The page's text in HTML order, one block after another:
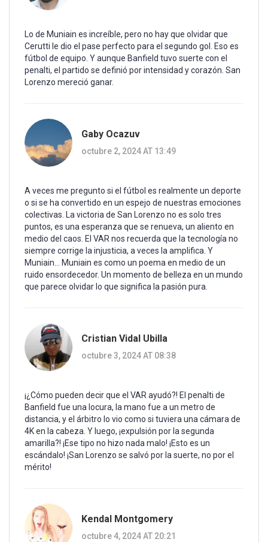
Lo de Muniain es increíble, pero no hay que olvidar que
Cerutti le dio el pase perfecto para el segundo gol. Eso es
fútbol de equipo. Y aunque Banfield tuvo suerte con el
penalti, el partido se definió por intensidad y corazón. San
Lorenzo mereció ganar.
Gaby Ocazuv
octubre 2, 2024 AT 13:49
A veces me pregunto si el fútbol es realmente un deporte
o si se ha convertido en un espejo de nuestras emociones
colectivas. La victoria de San Lorenzo no es solo tres
puntos, es una esperanza que se renueva, un aliento en
medio del caos. El VAR nos recuerda que la tecnología no
siempre corrige la injusticia, a veces la amplifica. Y
Muniain... Muniain es como un poema en medio de un
ruido ensordecedor. Un momento de belleza en un mundo
que parece olvidar lo que significa la pasión pura.
Cristian Vidal Ubilla
octubre 3, 2024 AT 08:38
¡¿Cómo pueden decir que el VAR ayudó?! El penalti de
Banfield fue una locura, la mano fue a un metro de
distancia, y el árbitro lo vio como si tuviera una cámara de
4K en la cabeza. Y luego, ¡expulsión por la segunda
amarilla?! ¡Ese tipo no hizo nada malo! ¡Esto es un
escándalo! ¡San Lorenzo se salvó por la suerte, no por el
mérito!
Kendal Montgomery
octubre 4, 2024 AT 20:21